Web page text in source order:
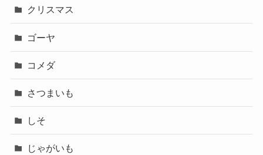
クリスマス
ゴーヤ
コメダ
さつまいも
しそ
じゃがいも